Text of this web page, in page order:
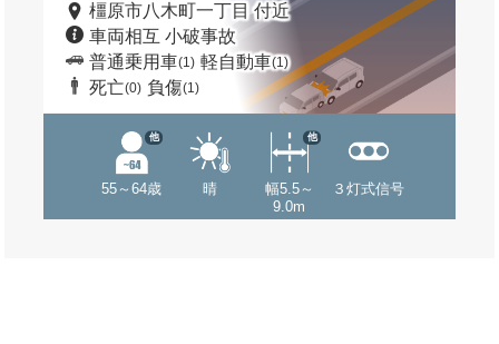
橿原市八木町一丁目 付近
車両相互 小破事故
普通乗用車(1) 軽自動車(1)
死亡(0) 負傷(1)
55～64歳
他
晴
幅5.5～
9.0m
他
３灯式信号